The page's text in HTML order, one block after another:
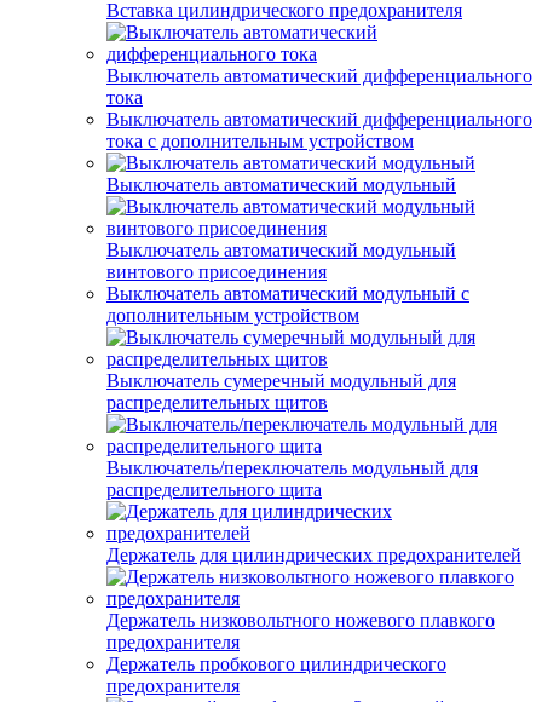
Вставка цилиндрического предохранителя
Выключатель автоматический дифференциального
тока
Выключатель автоматический дифференциального
тока с дополнительным устройством
Выключатель автоматический модульный
Выключатель автоматический модульный
винтового присоединения
Выключатель автоматический модульный с
дополнительным устройством
Выключатель сумеречный модульный для
распределительных щитов
Выключатель/переключатель модульный для
распределительного щита
Держатель для цилиндрических предохранителей
Держатель низковольтного ножевого плавкого
предохранителя
Держатель пробкового цилиндрического
предохранителя